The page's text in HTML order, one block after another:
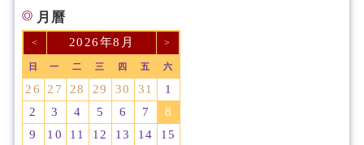
月曆
< 2026年8月 >
日 一 二 三 四 五 六
26 27 28 29 30 31
1
2
3 4 5 6 7
8
9
10 11 12 13 14
15